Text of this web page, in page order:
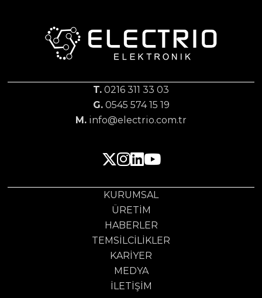
T. 0216 311 33 03
G.0545 574 15 19
M. info@electrio.com.tr
KURUMSAL
ÜRETIM
HABERLER
TEMSILCILIKLER
KARIYER
MEDYA
İLETIŞIM